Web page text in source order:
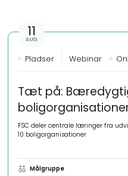
11
AUG.
Pladser Webinar
Tæt på:
FSC deler centrale læringer fra
10 boligorganisationer
Målgruppe